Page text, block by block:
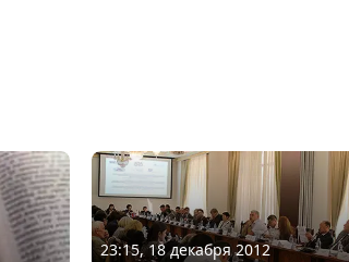
23:15, 18 декабря 2012